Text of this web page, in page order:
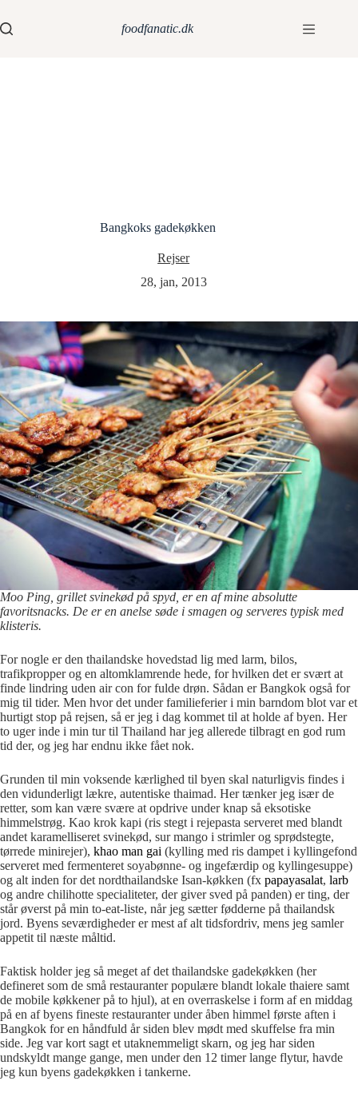
foodfanatic.dk
Bangkoks gadekøkken
Rejser
28, jan, 2013
Moo Ping, grillet svinekød på spyd, er en af mine absolutte
favoritsnacks. De er en anelse søde i smagen og serveres typisk med
klisteris.
For nogle er den thailandske hovedstad lig med larm, bilos,
trafikpropper og en altomklamrende hede, for hvilken det er svært at
finde lindring uden air con for fulde drøn. Sådan er Bangkok også for
mig til tider. Men hvor det under familieferier i min barndom blot var et
hurtigt stop på rejsen, så er jeg i dag kommet til at holde af byen. Her
to uger inde i min tur til Thailand har jeg allerede tilbragt en god rum
tid der, og jeg har endnu ikke fået nok.
Grunden til min voksende kærlighed til byen skal naturligvis findes i
den vidunderligt lækre, autentiske thaimad. Her tænker jeg især de
retter, som kan være svære at opdrive under knap så eksotiske
himmelstrøg. Kao krok kapi (ris stegt i rejepasta serveret med blandt
andet karamelliseret svinekød, sur mango i strimler og sprødstegte,
tørrede minirejer), khao man gai (kylling med ris dampet i kyllingefond
serveret med fermenteret soyabønne- og ingefærdip og kyllingesuppe)
og alt inden for det nordthailandske Isan-køkken (fx papayasalat, larb
og andre chilihotte specialiteter, der giver sved på panden) er ting, der
står øverst på min to-eat-liste, når jeg sætter fødderne på thailandsk
jord. Byens seværdigheder er mest af alt tidsfordriv, mens jeg samler
appetit til næste måltid.
Faktisk holder jeg så meget af det thailandske gadekøkken (her
defineret som de små restauranter populære blandt lokale thaiere samt
de mobile køkkener på to hjul), at en overraskelse i form af en middag
på en af byens fineste restauranter under åben himmel første aften i
Bangkok for en håndfuld år siden blev mødt med skuffelse fra min
side. Jeg var kort sagt et utaknemmeligt skarn, og jeg har siden
undskyldt mange gange, men under den 12 timer lange flytur, havde
jeg kun byens gadekøkken i tankerne.